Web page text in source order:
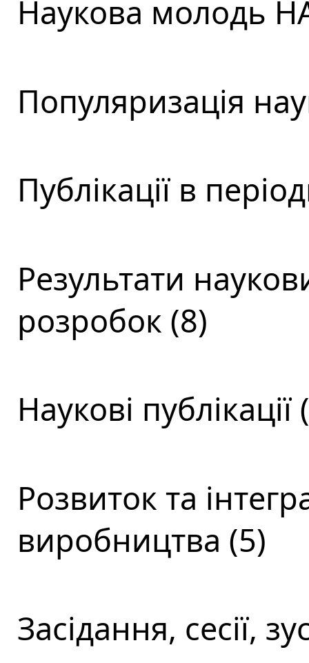
Наукова молодь
Популяризація
Публікації в
Результати
розробок (8)
Наукові публікації
Розвиток та
виробництва (5)
Засідання, сесії,